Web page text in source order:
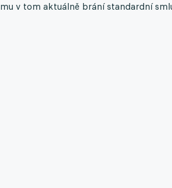
mu v tom aktuálně brání standardní